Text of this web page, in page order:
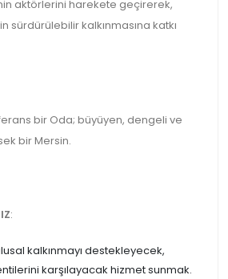
aktörlerini harekete geçirerek,
sürdürülebilir kalkınmasına katkı
bir Oda; büyüyen, dengeli ve
bir Mersin.
:
kalkınmayı destekleyecek,
karşılayacak hizmet sunmak.